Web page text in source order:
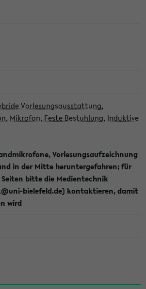
Vorlesungsausstattung,
Mikrofon, Feste Bestuhlung, Induktive
Vorlesungsaufzeichnung
in der Mitte heruntergefahren; für
bitte die Medientechnik
bielefeld.de) kontaktieren, damit
wird